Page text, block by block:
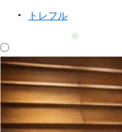
トレフル